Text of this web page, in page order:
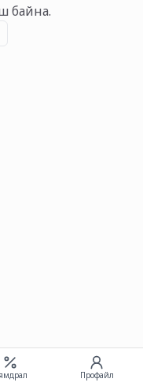
байна.
Профайл